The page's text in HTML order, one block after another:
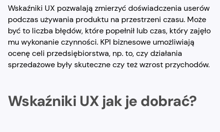
Wskaźniki UX pozwalają zmierzyć doświadczenia userów
podczas używania produktu na przestrzeni czasu. Może
być to liczba błędów, które popełnił lub czas, który zajęło
mu wykonanie czynności. KPI biznesowe umożliwiają
ocenę celi przedsiębiorstwa, np. to, czy działania
sprzedażowe były skuteczne czy też wzrost przychodów.
Wskaźniki UX jak je dobrać?